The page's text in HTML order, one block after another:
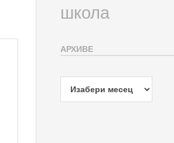
школа
АРХИВЕ